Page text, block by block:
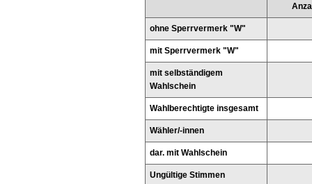
ohne Sperrvermerk "W"
mit Sperrvermerk "W"
mit selbständigem
Wahlschein
Wahlberechtigte insgesamt
Wähler/-innen
dar. mit Wahlschein
Ungültige Stimmen